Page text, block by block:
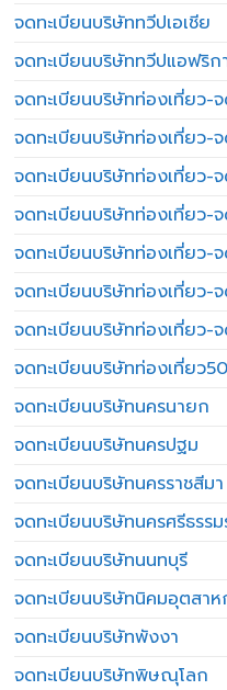
จดทะเบียนบริษัททวีปเอเชีย
จดทะเบียนบริษัททวีปแอฟริก
จดทะเบียนบริษัทท่องเที่ยว-
จดทะเบียนบริษัทท่องเที่ยว-
จดทะเบียนบริษัทท่องเที่ยว-
จดทะเบียนบริษัทท่องเที่ยว-
จดทะเบียนบริษัทท่องเที่ยว-
จดทะเบียนบริษัทท่องเที่ยว-
จดทะเบียนบริษัทท่องเที่ยว-
จดทะเบียนบริษัทท่องเที่ยว
จดทะเบียนบริษัทนครนายก
จดทะเบียนบริษัทนครปฐม
จดทะเบียนบริษัทนครราชสีมา
จดทะเบียนบริษัทนครศรีธรรม
จดทะเบียนบริษัทนนทบุรี
จดทะเบียนบริษัทนิคมอุตสาห
จดทะเบียนบริษัทพังงา
จดทะเบียนบริษัทพิษณุโลก